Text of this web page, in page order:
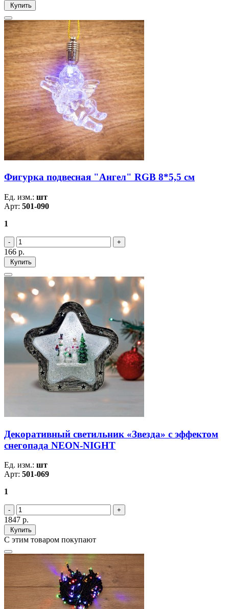
Купить
Фигурка подвесная "Ангел" RGB 8*5,5 см
Ед. изм.: шт
Арт: 501-090
1
166 р.
Купить
Декоративный светильник «Звезда» с эффектом
снегопада NEON-NIGHT
Ед. изм.: шт
Арт: 501-069
1
1847 р.
Купить
С этим товаром покупают